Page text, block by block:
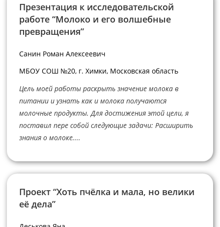
Презентация к исследовательской
работе “Молоко и его волшебные
превращения”
Санин Роман Алексеевич
МБОУ СОШ №20, г. Химки, Московская область
Цель моей работы раскрыть значение молока в
питании и узнать как и молока получаются
молочные продукты. Для достижения этой цели, я
поставил пере собой следующие задачи: Расширить
знания о молоке....
Проект “Хоть пчёлка и мала, но велики
её дела”